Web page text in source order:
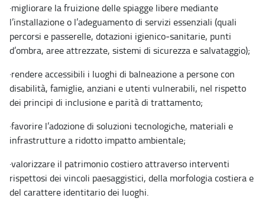
·migliorare la fruizione delle spiagge libere mediante
l’installazione o l’adeguamento di servizi essenziali (quali
percorsi e passerelle, dotazioni igienico‑sanitarie, punti
d’ombra, aree attrezzate, sistemi di sicurezza e salvataggio);
·rendere accessibili i luoghi di balneazione a persone con
disabilità, famiglie, anziani e utenti vulnerabili, nel rispetto
dei principi di inclusione e parità di trattamento;
·favorire l’adozione di soluzioni tecnologiche, materiali e
infrastrutture a ridotto impatto ambientale;
·valorizzare il patrimonio costiero attraverso interventi
rispettosi dei vincoli paesaggistici, della morfologia costiera e
del carattere identitario dei luoghi.